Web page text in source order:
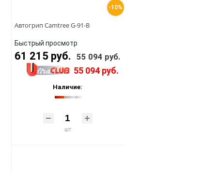
-10%
Автогрип Camtree G-91-B
Быстрый просмотр
61 215 руб. 55 094 руб.
55 094 руб.
Наличие:
шт